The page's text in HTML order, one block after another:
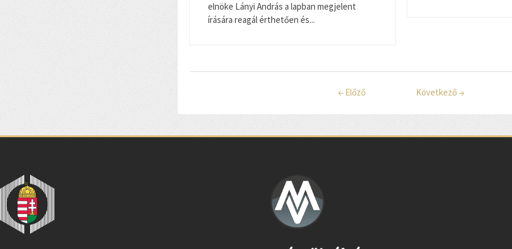
elnöke Lányi András a lapban megjelent
írására reagál érthetően és...
← Előző Következő→